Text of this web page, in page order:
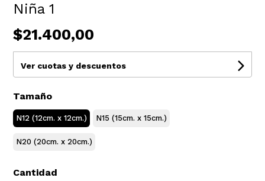
Niña 1
$21.400,00
Ver cuotas y descuentos
Tamaño
N12 (12cm. x 12cm.) N15 (15cm. x 15cm.)
N20 (20cm. x 20cm.)
Cantidad